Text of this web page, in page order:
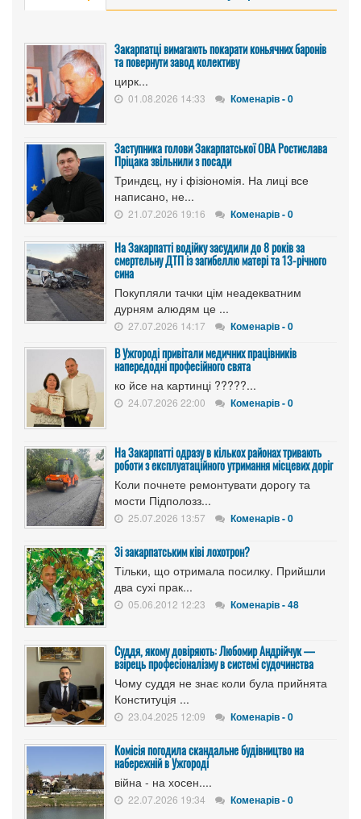
Закарпатці вимагають покарати коньячних баронів
та повернути завод колективу
цирк...
01.08.2026 14:33 Коменарів - 0
Заступника голови Закарпатської ОВА Ростислава
Пріцака звільнили з посади
Триндєц, ну і фізіономія. На лиці все
написано, не...
21.07.2026 19:16 Коменарів - 0
На Закарпатті водійку засудили до 8 років за
смертельну ДТП із загибеллю матері та 13-річного
сина
Покупляли тачки цім неадекватним
дурням алюдям це ...
27.07.2026 14:17 Коменарів - 0
В Ужгороді привітали медичних працівників
напередодні професійного свята
ко йсе на картинці ?????...
24.07.2026 22:00 Коменарів - 0
На Закарпатті одразу в кількох районах тривають
роботи з експлуатаційного утримання місцевих доріг
Коли почнете ремонтувати дорогу та
мости Підполозз...
25.07.2026 13:57 Коменарів - 0
Зі закарпатським ківі лохотрон?
Тільки, що отримала посилку. Прийшли
два сухі прак...
05.06.2012 12:23 Коменарів - 48
Суддя, якому довіряють: Любомир Андрійчук —
взірець професіоналізму в системі судочинства
Чому суддя не знає коли була прийнята
Конституція ...
23.04.2025 12:09 Коменарів - 0
Комісія погодила скандальне будівництво на
набережній в Ужгороді
війна - на хосен....
22.07.2026 19:34 Коменарів - 0